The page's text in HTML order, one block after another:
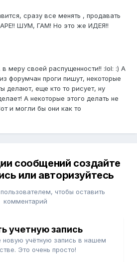
сразу все менять , продавать
ШУМ, ГАМ! Но это же ИДЕЯ!!
меру своей распущенности!! :lol: :) А
форумчан проги пишут, некоторые
делают, еще кто то рисует, ну
А некоторые этого делать не
и могли бы они как то
сообщений создайте
или авторизуйтесь
чтобы оставить
комментарий
учетную запись
новую учётную запись в нашем
Это очень просто!